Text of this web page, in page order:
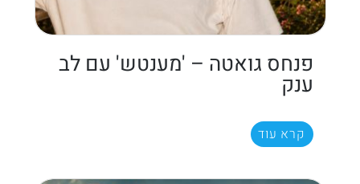
פנחס גואטה – 'מענטש' עם לב
ענק
קרא עוד